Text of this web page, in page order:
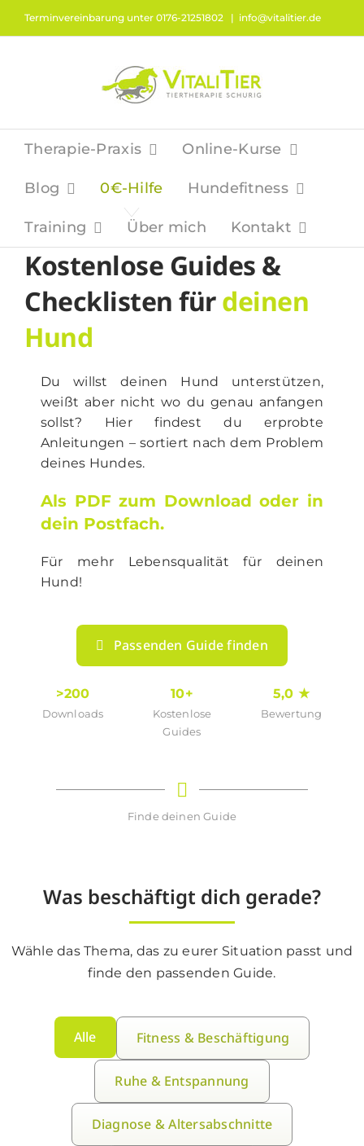
Terminvereinbarung unter 0176-21251802 | info@vitalitier.de
Therapie-Praxis Online-Kurse
Blog 0€-Hilfe Hundefitness
Training Über mich Kontakt
Kostenlose Guides &
Checklisten fürdeinen
Hund
Du willst deinen Hund unterstützen,
weißt aber nicht wo du genau anfangen
sollst? Hier findest du erprobte
Anleitungen – sortiert nach dem Problem
deines Hundes.
Als PDF zum Download oder in
dein Postfach.
Für mehr Lebensqualität für deinen
Hund!
Passenden Guide finden
>200
Downloads
10+
Kostenlose
Guides
5,0 ★
Bewertung
Finde deinen Guide
Was beschäftigt dich gerade?
Wähle das Thema, das zu eurer Situation passt und
finde den passenden Guide.
Alle Fitness & Beschäftigung
Ruhe & Entspannung
Diagnose & Altersabschnitte